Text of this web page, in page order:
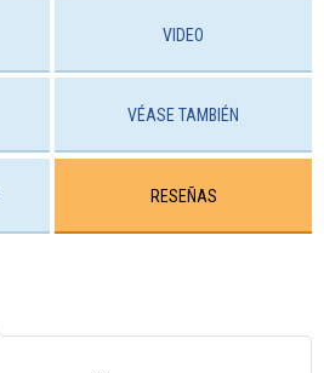
VIDEO
VÉASE TAMBIÉN
RESEÑAS